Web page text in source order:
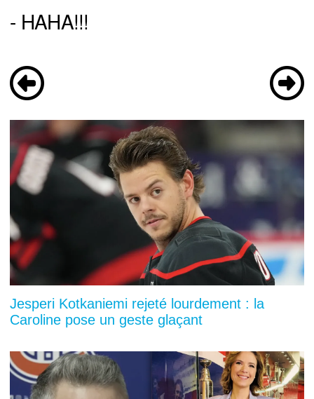
- HAHA!!!
Jesperi Kotkaniemi rejeté lourdement : la
Caroline pose un geste glaçant